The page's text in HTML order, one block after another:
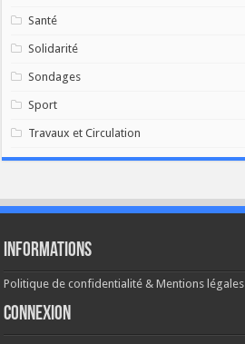
Santé
Solidarité
Sondages
Sport
Travaux et Circulation
Informations
Politique de confidentialité & Mentions légales
Connexion